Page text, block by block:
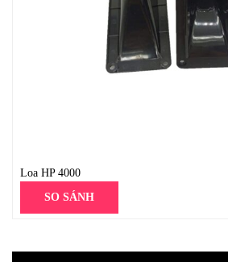
Loa HP 4000
SO SÁNH